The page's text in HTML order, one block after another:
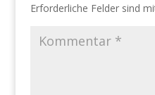
Erforderliche Felder sind